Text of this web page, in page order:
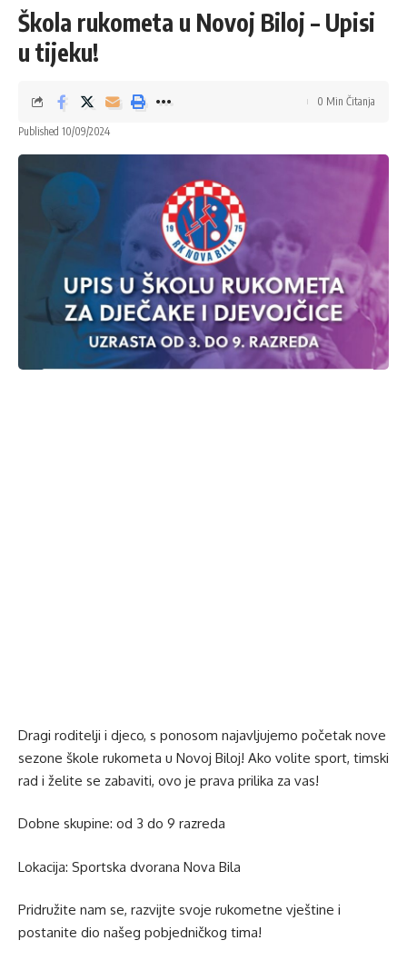
Škola rukometa u Novoj Biloj – Upisi
u tijeku!
Published 10/09/2024
0 Min Čitanja
Dragi roditelji i djeco, s ponosom najavljujemo početak nove
sezone škole rukometa u Novoj Biloj! Ako volite sport, timski
rad i želite se zabaviti, ovo je prava prilika za vas!
Dobne skupine: od 3 do 9 razreda
Lokacija: Sportska dvorana Nova Bila
Pridružite nam se, razvijte svoje rukometne vještine i
postanite dio našeg pobjedničkog tima!